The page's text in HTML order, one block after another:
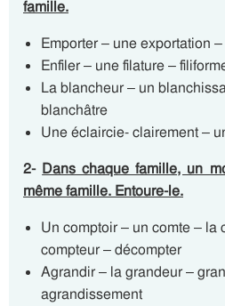
famille.
Emporter – une exportation
Enfiler – une filature –
La blancheur – un
blanchâtre
Une éclaircie- clairement –
2- Dans chaque famille, un
même famille. Entoure-le.
Un comptoir – un comte – la
compteur – décompter
Agrandir – la grandeur –
agrandissement